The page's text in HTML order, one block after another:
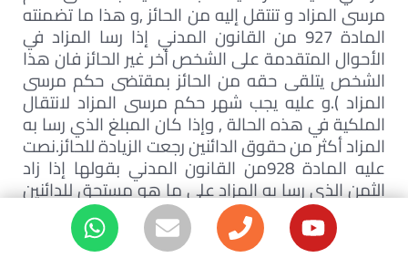
مرسى المزاد و تنتقل إليه من الحائز ,و هذا ما تضمنته
المادة 927 من القانون المدني إذا رسا المزاد في
الأحوال المتقدمة على الشخص أخر غير الحائز فان هذا
الشخص يتلقى حقه من الحائز بمقتضى حكم مرسى
المزاد ).و عليه يجب شهر حكم مرسى المزاد لانتقال
الملكية في هذه الحالة , وإذا كان المبلغ الذي رسا به
المزاد أكثر من حقوق الدائنين رجعت الزيادة للحائز.نصت
عليه المادة 928من القانون المدني بقولها إذا زاد
الثمن الذي رسا به المزاد على ما هو مستحق للدائنين
المقيدة حقوقهم كانت الزيادة للحائز……).